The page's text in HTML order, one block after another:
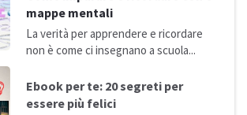
mappe mentali
La verità per apprendere e ricordare
non è come ci insegnano a scuola...
Ebook per te: 20 segreti per
essere più felici